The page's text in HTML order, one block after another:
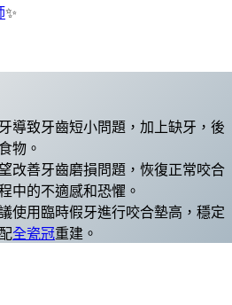
✨
導致牙齒短小問題，加上缺牙，後
物。
改善牙齒磨損問題，恢復正常咬合
中的不適感和恐懼。
使用臨時假牙進行咬合墊高，穩定
全瓷冠重建。